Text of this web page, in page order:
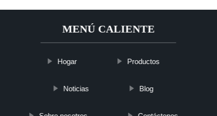
MENÚ CALIENTE
Hogar Productos
Noticias Blog